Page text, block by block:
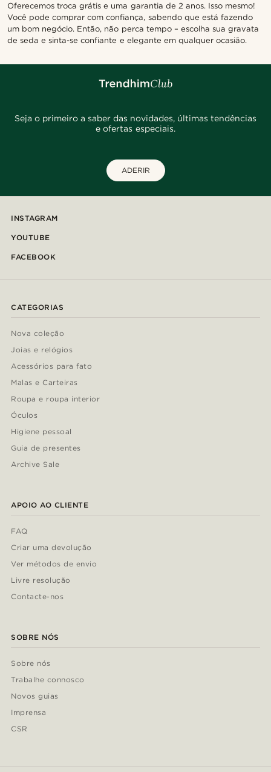
Oferecemos troca grátis e uma garantia de 2 anos. Isso mesmo!
Você pode comprar com confiança, sabendo que está fazendo
um bom negócio. Então, não perca tempo – escolha sua gravata
de seda e sinta-se confiante e elegante em qualquer ocasião.
Seja o primeiro a saber das novidades, últimas tendências
e ofertas especiais.
ADERIR
INSTAGRAM
YOUTUBE
FACEBOOK
CATEGORIAS
Nova coleção
Joias e relógios
Acessórios para fato
Malas e Carteiras
Roupa e roupa interior
Óculos
Higiene pessoal
Guia de presentes
Archive Sale
APOIO AO CLIENTE
FAQ
Criar uma devolução
Ver métodos de envio
Livre resolução
Contacte-nos
SOBRE NÓS
Sobre nós
Trabalhe connosco
Novos guias
Imprensa
CSR